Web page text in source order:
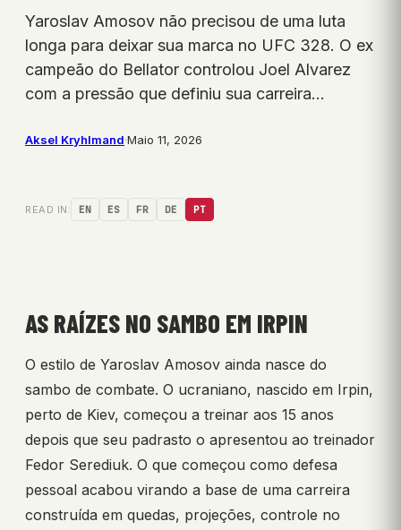
Yaroslav Amosov não precisou de uma luta
longa para deixar sua marca no UFC 328. O ex
campeão do Bellator controlou Joel Alvarez
com a pressão que definiu sua carreira…
Aksel Kryhlmand·Maio 11, 2026
READ IN: EN ES FR DE PT
AS RAÍZES NO SAMBO EM IRPIN
O estilo de Yaroslav Amosov ainda nasce do
sambo de combate. O ucraniano, nascido em Irpin,
perto de Kiev, começou a treinar aos 15 anos
depois que seu padrasto o apresentou ao treinador
Fedor Serediuk. O que começou como defesa
pessoal acabou virando a base de uma carreira
construída em quedas, projeções, controle no